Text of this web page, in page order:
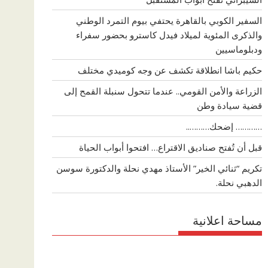
السفير الكوبي بالقاهرة يحتفي بيوم التمرد الوطني
والذكرى المئوية لميلاد فيدل كاسترو بحضور سفراء
ودبلوماسيين
حكيم باشا انطلاقة تكشف عن وجه كوميدي مختلف
الزراعة والأمن القومي.. عندما تتحول سنبلة القمح إلى
قضية سيادة وطن
………… إضحك………..
قبل أن تُفتح صناديق الاقتراع… افتحوا أبواب الحياة
تكريم “ثنائي الخير” الأستاذ مهدي نحلة والدكتورة سوسن
الدهبي نحلة.
مساحة اعلانية